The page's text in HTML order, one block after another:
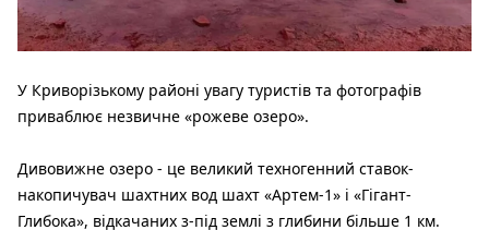
У Криворізькому районі увагу туристів та фотографів
приваблює незвичне «рожеве озеро».
Дивовижне озеро - це великий техногенний ставок-
накопичувач шахтних вод шахт «Артем-1» і «Гігант-
Глибока», відкачаних з-під землі з глибини більше 1 км.